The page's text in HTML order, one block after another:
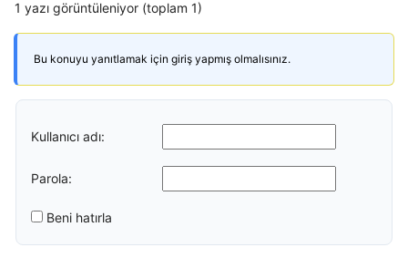
1 yazı görüntüleniyor (toplam 1)
Bu konuyu yanıtlamak için giriş yapmış olmalısınız.
Kullanıcı adı:
Parola:
Beni hatırla